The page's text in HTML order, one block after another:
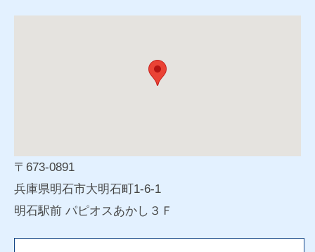
〒673-0891
兵庫県明石市大明石町1-6-1
明石駅前 パピオスあかし３Ｆ